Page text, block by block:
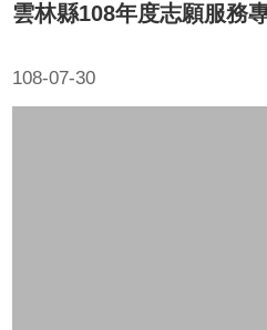
108-07-30